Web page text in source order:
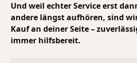
Und weil echter Service erst
andere längst aufhören, sind
Kauf an deiner Seite –
immer hilfsbereit.